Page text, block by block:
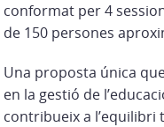
conformat per 4
de 150 persones
Una proposta única
en la gestió de
contribueix a